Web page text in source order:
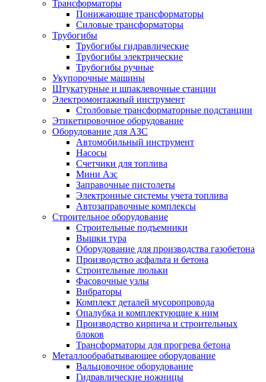
Трансформаторы
Понижающие трансформаторы
Силовые трансформаторы
Трубогибы
Трубогибы гидравлические
Трубогибы электрические
Трубогибы ручные
Укупорочные машины
Штукатурные и шпаклевочные станции
Электромонтажный инструмент
Столбовые трансформаторные подстанции
Этикетировочное оборудование
Оборудование для АЗС
Автомобильный инструмент
Насосы
Счетчики для топлива
Мини Азс
Заправочные пистолеты
Электронные системы учета топлива
Автозаправочные комплексы
Строительное оборудование
Cтроительные подъемники
Вышки тура
Оборудование для производства газобетона
Производство асфальта и бетона
Строительные люльки
Фасовочные узлы
Вибраторы
Комплект деталей мусоропровода
Опалубка и комплектующие к ним
Производство кирпича и строительных
блоков
Трансформаторы для прогрева бетона
Металлообрабатывающее оборудование
Вальцовочное оборудование
Гидравлические ножницы